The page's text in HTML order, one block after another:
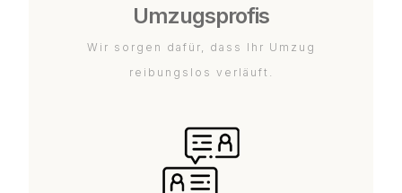
Umzugsprofis
Wir sorgen dafür, dass Ihr Umzug
reibungslos verläuft.